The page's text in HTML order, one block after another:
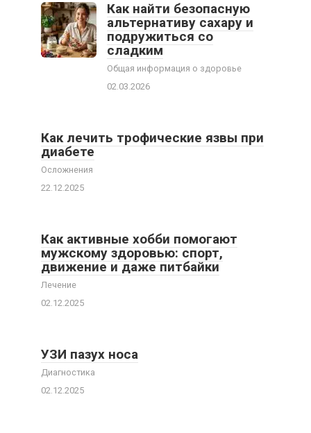
Как найти безопасную
альтернативу сахару и
подружиться со
сладким
Общая информация о здоровье
02.03.2026
Как лечить трофические язвы при
диабете
Осложнения
22.12.2025
Как активные хобби помогают
мужскому здоровью: спорт,
движение и даже питбайки
Лечение
02.12.2025
УЗИ пазух носа
Диагностика
02.12.2025